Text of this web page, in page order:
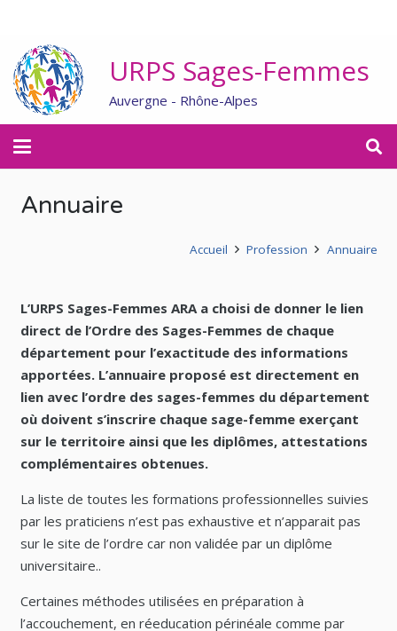
URPS Sages-Femmes
Auvergne - Rhône-Alpes
Annuaire
Accueil Profession Annuaire
L’URPS Sages-Femmes ARA a choisi de donner le lien
direct de l’Ordre des Sages-Femmes de chaque
département pour l’exactitude des informations
apportées. L’annuaire proposé est directement en
lien avec l’ordre des sages-femmes du département
où doivent s’inscrire chaque sage-femme exerçant
sur le territoire ainsi que les diplômes, attestations
complémentaires obtenues.
La liste de toutes les formations professionnelles suivies
par les praticiens n’est pas exhaustive et n’apparait pas
sur le site de l’ordre car non validée par un diplôme
universitaire..
Certaines méthodes utilisées en préparation à
l’accouchement, en réeducation périnéale comme par